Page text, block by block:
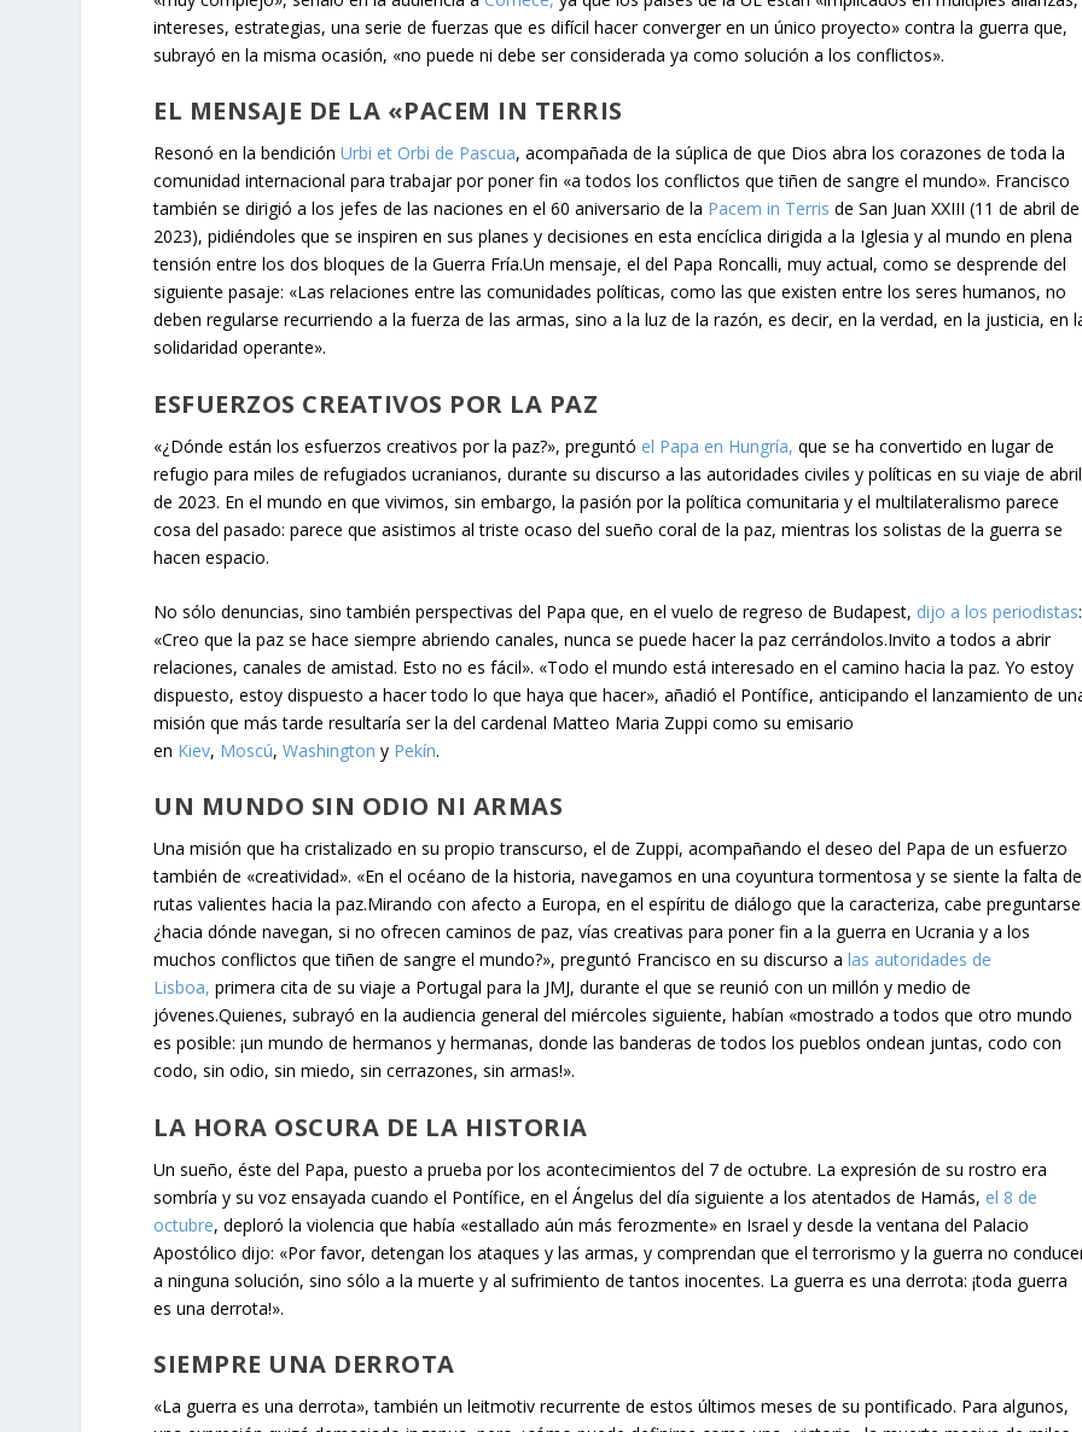
intereses, estrategias, una serie de fuerzas que es difícil hacer converger en un único proyecto» contra la guerra que,
subrayó en la misma ocasión, «no puede ni debe ser considerada ya como solución a los conflictos».
EL MENSAJE DE LA «PACEM IN TERRIS
Resonó en la bendiciónUrbi et Orbi de Pascua, acompañada de la súplica de que Dios abra los corazones de toda la
comunidad internacional para trabajar por poner fin «a todos los conflictos que tiñen de sangre el mundo». Francisco
también se dirigió a los jefes de las naciones en el 60 aniversario de la Pacem in Terris de San Juan XXIII (11 de abril de
2023), pidiéndoles que se inspiren en sus planes y decisiones en esta encíclica dirigida a la Iglesia y al mundo en plena
tensión entre los dos bloques de la Guerra Fría.Un mensaje, el del Papa Roncalli, muy actual, como se desprende del
siguiente pasaje: «Las relaciones entre las comunidades políticas, como las que existen entre los seres humanos, no
deben regularse recurriendo a la fuerza de las armas, sino a la luz de la razón, es decir, en la verdad, en la justicia, en
solidaridad operante».
ESFUERZOS CREATIVOS POR LA PAZ
«¿Dónde están los esfuerzos creativos por la paz?», preguntó el Papa en Hungría, que se ha convertido en lugar de
refugio para miles de refugiados ucranianos, durante su discurso a las autoridades civiles y políticas en su viaje de abril
de 2023. En el mundo en que vivimos, sin embargo, la pasión por la política comunitaria y el multilateralismo parece
cosa del pasado: parece que asistimos al triste ocaso del sueño coral de la paz, mientras los solistas de la guerra se
hacen espacio.
No sólo denuncias, sino también perspectivas del Papa que, en el vuelo de regreso de Budapest, dijo a los periodistas:
«Creo que la paz se hace siempre abriendo canales, nunca se puede hacer la paz cerrándolos.Invito a todos a abrir
relaciones, canales de amistad. Esto no es fácil». «Todo el mundo está interesado en el camino hacia la paz. Yo estoy
dispuesto, estoy dispuesto a hacer todo lo que haya que hacer», añadió el Pontífice, anticipando el lanzamiento de
misión que más tarde resultaría ser la del cardenal Matteo Maria Zuppi como su emisario
en Kiev, Moscú,Washington y Pekín.
UN MUNDO SIN ODIO NI ARMAS
Una misión que ha cristalizado en su propio transcurso, el de Zuppi, acompañando el deseo del Papa de un esfuerzo
también de «creatividad». «En el océano de la historia, navegamos en una coyuntura tormentosa y se siente la falta de
rutas valientes hacia la paz.Mirando con afecto a Europa, en el espíritu de diálogo que la caracteriza, cabe
¿hacia dónde navegan, si no ofrecen caminos de paz, vías creativas para poner fin a la guerra en Ucrania y a los
muchos conflictos que tiñen de sangre el mundo?», preguntó Francisco en su discurso alas autoridades de
Lisboa, primera cita de su viaje a Portugal para la JMJ, durante el que se reunió con un millón y medio de
jóvenes.Quienes, subrayó en la audiencia general del miércoles siguiente, habían «mostrado a todos que otro mundo
es posible: ¡un mundo de hermanos y hermanas, donde las banderas de todos los pueblos ondean juntas, codo con
codo, sin odio, sin miedo, sin cerrazones, sin armas!».
LA HORA OSCURA DE LA HISTORIA
Un sueño, éste del Papa, puesto a prueba por los acontecimientos del 7 de octubre. La expresión de su rostro era
sombría y su voz ensayada cuando el Pontífice, en el Ángelus del día siguiente a los atentados de Hamás, el 8 de
octubre, deploró la violencia que había «estallado aún más ferozmente» en Israel y desde la ventana del Palacio
Apostólico dijo: «Por favor, detengan los ataques y las armas, y comprendan que el terrorismo y la guerra no
a ninguna solución, sino sólo a la muerte y al sufrimiento de tantos inocentes. La guerra es una derrota: ¡toda guerra
es una derrota!».
SIEMPRE UNA DERROTA
«La guerra es una derrota», también un leitmotiv recurrente de estos últimos meses de su pontificado. Para algunos,